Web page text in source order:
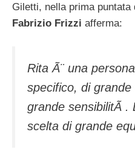
Giletti, nella prima puntata
Fabrizio Frizzi afferma:
Rita Ã¨ una
specifico, di
grande sensibilitÃ .
scelta di grande